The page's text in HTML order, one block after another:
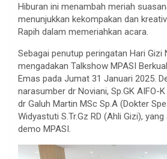
Hiburan ini menambah meriah
menunjukkan kekompakan dan
Rapih dalam memeriahkan acara.
Sebagai penutup peringatan Hari Gizi
mengadakan Talkshow MPASI
Emas pada Jumat 31 Januari 2025.
narasumber dr Noviani, Sp.GK AIFO-
dr Galuh Martin MSc Sp.A (Dokter
Widyastuti S.Tr.Gz RD (Ahli Gizi),
demo MPASI.